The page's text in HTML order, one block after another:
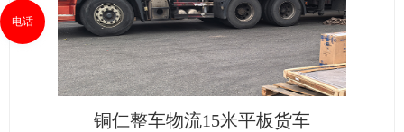
铜仁整车物流15米平板货车
电话